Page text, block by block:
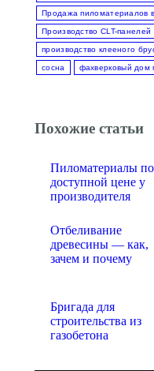
Продажа пиломатериалов
Производство CLT-
производство клееного
сосна фахверковый дом
Похожие статьи
Пиломатериалы по
доступной цене у
производителя
Отбеливание
древесины — как,
зачем и почему
Бригада для
строительства из
газобетона